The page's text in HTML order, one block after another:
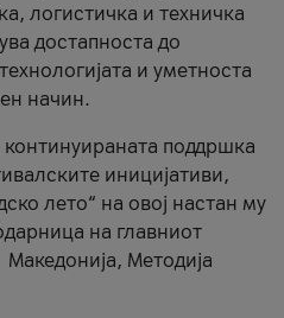
логистичка и техничка
достапноста до
и уметноста
начин.
поддршка
иницијативи,
лето“ на овој настан му
на главниот
Методија